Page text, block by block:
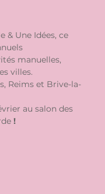
& Une Idées, ce
manuelles,
villes.
Reims et Brive-la-
au salon des
!